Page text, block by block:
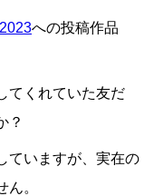
への投稿作品
てくれていた友だ
？
ていますが、実在の
。